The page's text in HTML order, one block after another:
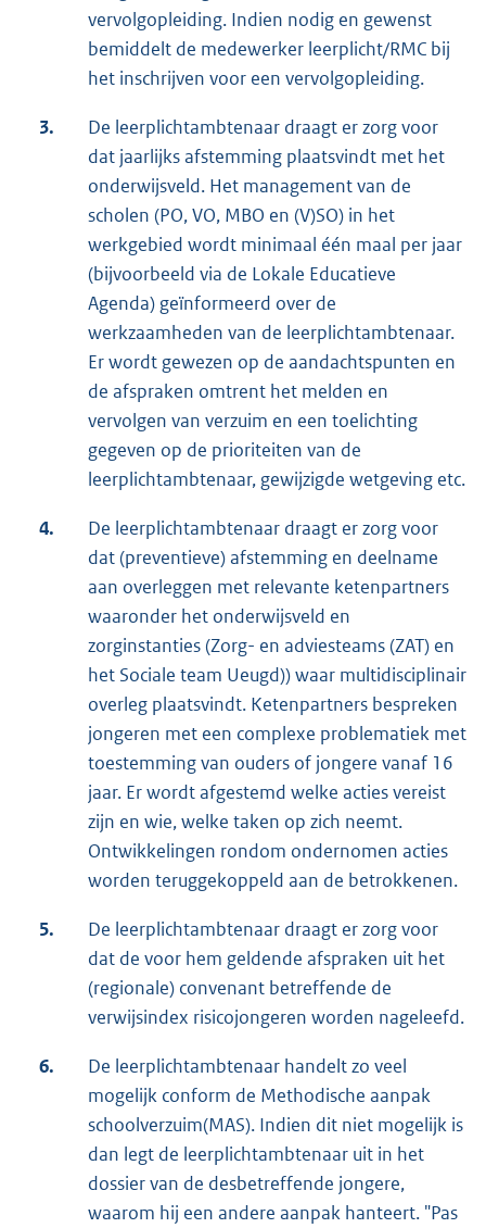
vervolgopleiding. Indien nodig en gewenst
bemiddelt de medewerker leerplicht/RMC bij
het inschrijven voor een vervolgopleiding.
3.
De leerplichtambtenaar draagt er zorg voor
dat jaarlijks afstemming plaatsvindt met het
onderwijsveld. Het management van de
scholen (PO, VO, MBO en (V)SO) in het
werkgebied wordt minimaal één maal per jaar
(bijvoorbeeld via de Lokale Educatieve
Agenda) geïnformeerd over de
werkzaamheden van de leerplichtambtenaar.
Er wordt gewezen op de aandachtspunten en
de afspraken omtrent het melden en
vervolgen van verzuim en een toelichting
gegeven op de prioriteiten van de
leerplichtambtenaar, gewijzigde wetgeving etc.
4.
De leerplichtambtenaar draagt er zorg voor
dat (preventieve) afstemming en deelname
aan overleggen met relevante ketenpartners
waaronder het onderwijsveld en
zorginstanties (Zorg- en adviesteams (ZAT) en
het Sociale team Ueugd)) waar multidisciplinair
overleg plaatsvindt. Ketenpartners bespreken
jongeren met een complexe problematiek met
toestemming van ouders of jongere vanaf 16
jaar. Er wordt afgestemd welke acties vereist
zijn en wie, welke taken op zich neemt.
Ontwikkelingen rondom ondernomen acties
worden teruggekoppeld aan de betrokkenen.
5.
De leerplichtambtenaar draagt er zorg voor
dat de voor hem geldende afspraken uit het
(regionale) convenant betreffende de
verwijsindex risicojongeren worden nageleefd.
6.
De leerplichtambtenaar handelt zo veel
mogelijk conform de Methodische aanpak
schoolverzuim(MAS). Indien dit niet mogelijk is
dan legt de leerplichtambtenaar uit in het
dossier van de desbetreffende jongere,
waarom hij een andere aanpak hanteert. "Pas